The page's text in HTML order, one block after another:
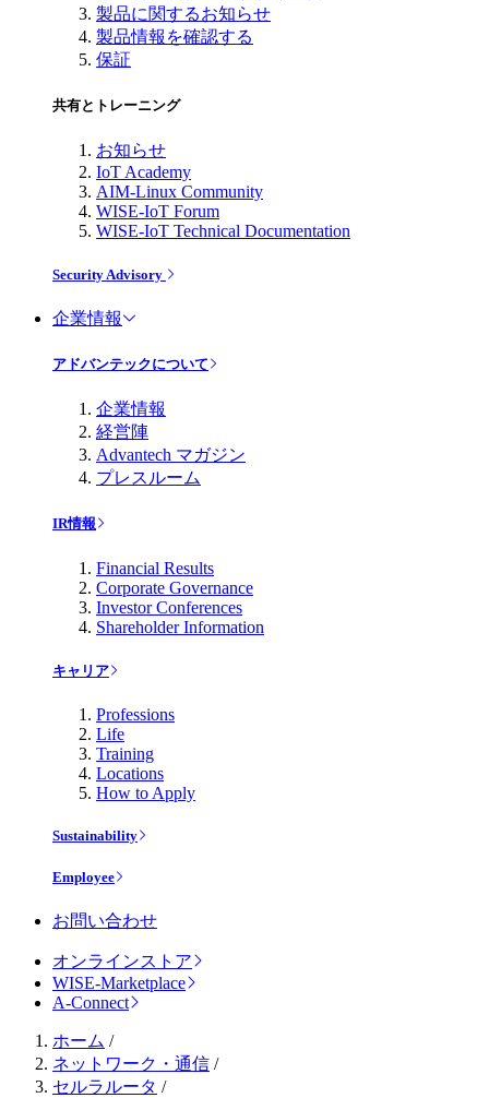
製品に関するお知らせ
製品情報を確認する
保証
共有とトレーニング
お知らせ
IoT Academy
AIM-Linux Community
WISE-IoT Forum
WISE-IoT Technical Documentation
Security Advisory
企業情報
アドバンテックについて
企業情報
経営陣
Advantech マガジン
プレスルーム
IR情報
Financial Results
Corporate Governance
Investor Conferences
Shareholder Information
キャリア
Professions
Life
Training
Locations
How to Apply
Sustainability
Employee
お問い合わせ
オンラインストア
WISE-Marketplace
A-Connect
ホーム /
ネットワーク・通信 /
セルラルータ /